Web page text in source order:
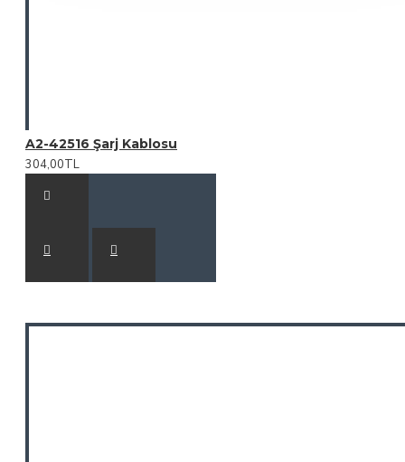
A2-42516 Şarj Kablosu
304,00TL